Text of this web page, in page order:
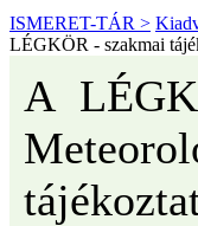
ISMERET-TÁR >
LÉGKÖR - szakmai
A